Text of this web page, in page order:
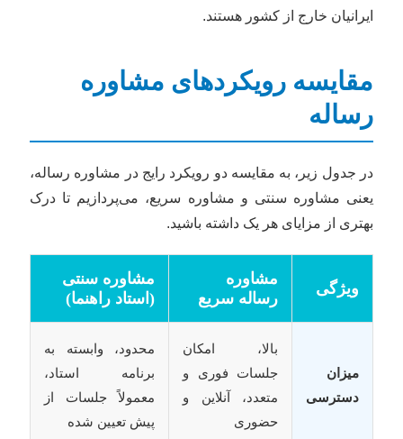
ایرانیان خارج از کشور هستند.
مقایسه رویکردهای مشاوره
رساله
در جدول زیر، به مقایسه دو رویکرد رایج در مشاوره رساله،
یعنی مشاوره سنتی و مشاوره سریع، می‌پردازیم تا درک
بهتری از مزایای هر یک داشته باشید.
ویژگی
مشاوره
رساله سریع
مشاوره سنتی
(استاد راهنما)
میزان
دسترسی
بالا، امکان
جلسات فوری و
متعدد، آنلاین و
حضوری
محدود، وابسته به
برنامه استاد،
معمولاً جلسات از
پیش تعیین شده